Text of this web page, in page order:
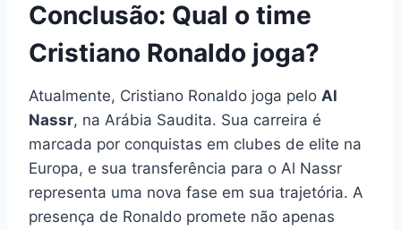
Conclusão: Qual o time
Cristiano Ronaldo joga?
Atualmente, Cristiano Ronaldo joga pelo Al
Nassr, na Arábia Saudita. Sua carreira é
marcada por conquistas em clubes de elite na
Europa, e sua transferência para o Al Nassr
representa uma nova fase em sua trajetória. A
presença de Ronaldo promete não apenas